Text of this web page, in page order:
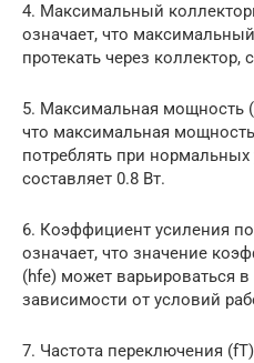
4. Максимальный
означает, что
протекать через коллектор,
5. Максимальная мощность
что максимальная
потреблять при нормальных
составляет 0.8 Вт.
6. Коэффициент усиления
означает, что значение
(hfe) может варьироваться
зависимости от условий
7. Частота переключения